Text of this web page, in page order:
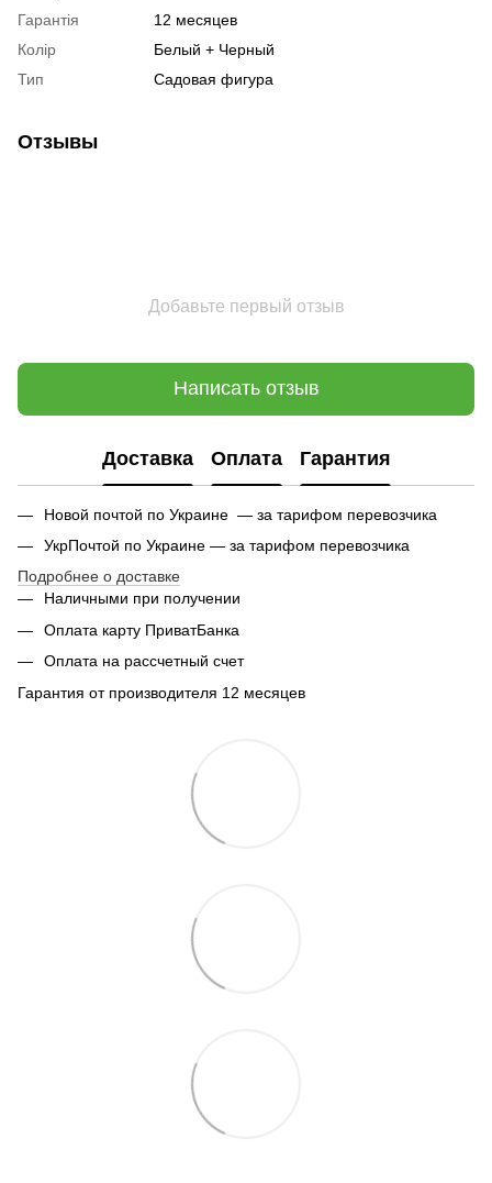
Гарантія
12 месяцев
Колір
Белый + Черный
Тип
Садовая фигура
Отзывы
Добавьте первый отзыв
Написать отзыв
Доставка Оплата Гарантия
Новой почтой по Украине — за тарифом перевозчика
УкрПочтой по Украине — за тарифом перевозчика
Подробнее о доставке
Наличными при получении
Оплата карту ПриватБанка
Оплата на рассчетный счет
Гарантия от производителя 12 месяцев